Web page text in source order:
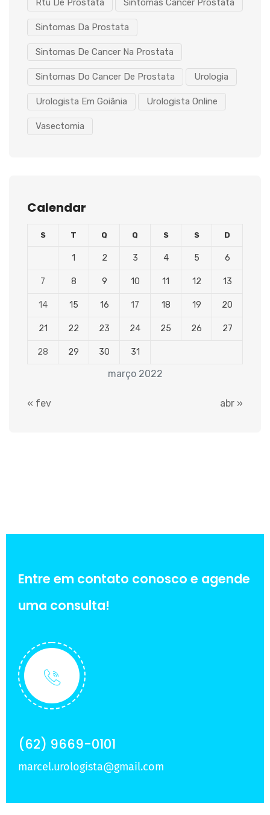
Rtu De Prostata Sintomas Cancer Prostata
Sintomas Da Prostata
Sintomas De Cancer Na Prostata
Sintomas Do Cancer De Prostata Urologia
Urologista Em Goiânia Urologista Online
Vasectomia
Calendar
março 2022
S T Q Q S S D
1 2 3 4 5 6
7 8 9 10 11 12 13
14 15 16 17 18 19 20
21 22 23 24 25 26 27
28 29 30 31
« fev abr »
Entre em contato conosco e agende
uma consulta!
(62) 9669-0101
marcel.urologista@gmail.com